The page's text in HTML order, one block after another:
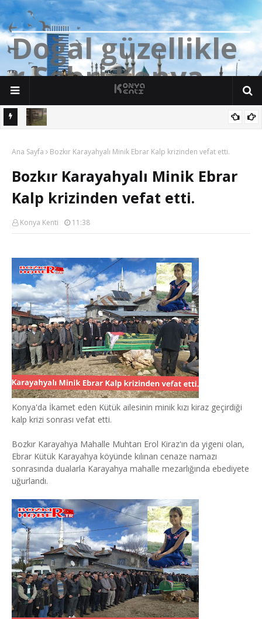
Doğalgüzellikle
rŞehriKonya
Ana Sayfa Bozkır Karayahyalı Minik Ebrar Kalp krizinden vefat etti.
Bozkır Karayahyalı Minik Ebrar
Kalp krizinden vefat etti.
Konya Kenti 11:38
Konya'da İkamet eden Kütük ailesinin minik kızı kiraz geçirdiği
kalp krizi sonrası vefat etti.
Bozkır Karayahya Mahalle Muhtarı Erol Kiraz'ın da yigeni olan,
Ebrar Kütük Karayahya köyünde kılınan cenaze namazı
sonrasında dualarla Karayahya mahalle mezarlığında ebediyete
uğurlandı.